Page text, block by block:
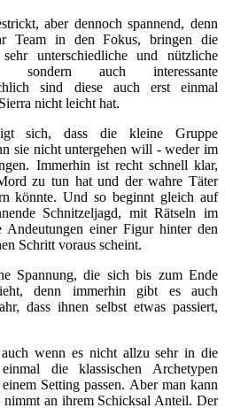
aber dennoch spannend, denn
Team in den Fokus, bringen die
unterschiedliche und nützliche
auch interessante
sind diese auch erst einmal
nicht leicht hat.
sich, dass die kleine Gruppe
sie nicht untergehen will - weder im
Immerhin ist recht schnell klar,
zu tun hat und der wahre Täter
könnte. Und so beginnt gleich auf
Schnitzeljagd, mit Rätseln im
einer Figur hinter den
Schritt voraus scheint.
Spannung, die sich bis zum Ende
denn immerhin gibt es auch
dass ihnen selbst etwas passiert,
wenn es nicht allzu sehr in die
die klassischen Archetypen
Setting passen. Aber man kann
an ihrem Schicksal Anteil. Der